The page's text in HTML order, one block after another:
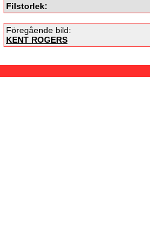
Filstorlek:
Föregående bild:
KENT ROGERS